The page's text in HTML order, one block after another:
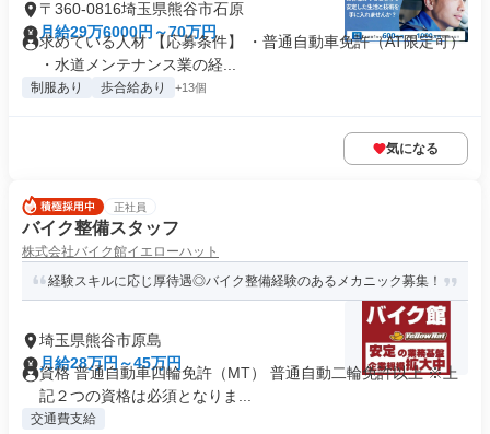
〒360-0816埼玉県熊谷市石原
月給29万6000円～70万円
求めている人材 【応募条件】 ・普通自動車免許（AT限定可）
・水道メンテナンス業の経...
制服あり 歩合給あり +13個
気になる
正社員
バイク整備スタッフ
株式会社バイク館イエローハット
経験スキルに応じ厚待遇◎バイク整備経験のあるメカニック募集！
埼玉県熊谷市原島
月給28万円～45万円
資格 普通自動車四輪免許（MT） 普通自動二輪免許以上 ※上
記２つの資格は必須となりま...
交通費支給